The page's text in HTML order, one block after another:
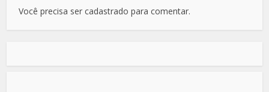
Você precisa ser cadastrado para comentar.